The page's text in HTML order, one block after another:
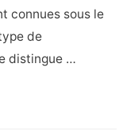
connues sous le
de
distingue …